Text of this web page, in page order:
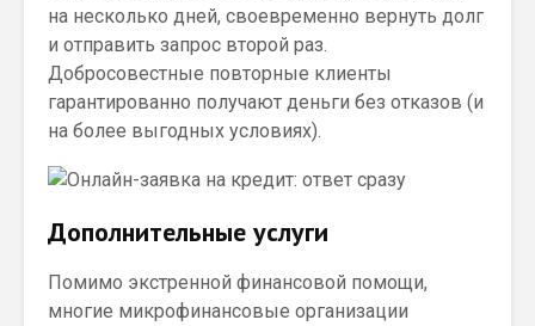
на несколько дней, своевременно вернуть долг
и отправить запрос второй раз.
Добросовестные повторные клиенты
гарантированно получают деньги без отказов (и
на более выгодных условиях).
Дополнительные услуги
Помимо экстренной финансовой помощи,
многие микрофинансовые организации